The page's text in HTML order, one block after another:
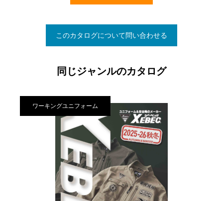
このカタログについて問い合わせる
同じジャンルのカタログ
ワーキングユニフォーム